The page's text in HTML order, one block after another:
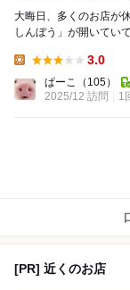
大晦日、多くのお店が
しんぼう」が開いていて本当に助か
3.0
ぱーこ
（105）
2025/12 訪問
1
[PR] 近くのお店